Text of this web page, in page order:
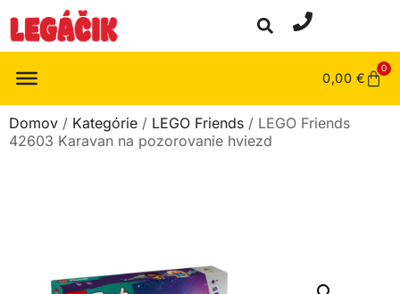
0,00 €
0
Domov / Kategórie / LEGO Friends / LEGO Friends
42603 Karavan na pozorovanie hviezd